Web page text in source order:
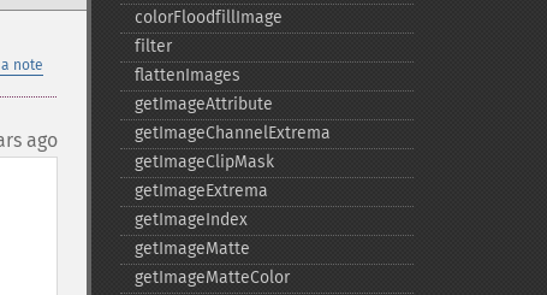
note
ago
colorFloodfillImage
filter
flattenImages
getImageAttribute
getImageChannelExtrema
getImageClipMask
getImageExtrema
getImageIndex
getImageMatte
getImageMatteColor